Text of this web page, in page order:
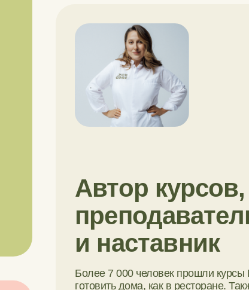
Более 7 000 человек прошли
готовить дома, как в ресторане.
Автор курсов,
и наставник